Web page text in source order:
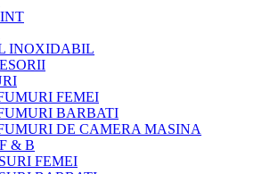
INOXIDABIL
FEMEI
BARBATI
DE CAMERA MASINA
& B
FEMEI